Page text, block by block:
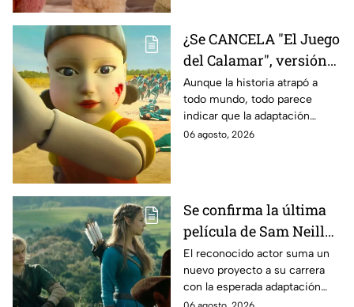
¿Se CANCELA "El Juego
del Calamar", versión
Estados Unidos? Esto
es lo que se sabe al
momento
Aunque la historia atrapó a
todo mundo, todo parece
indicar que la adaptación
podría ser cancelada:
06 agosto, 2026
Se confirma la última
película de Sam Neill
antes de morir: esto es
lo que se sabe hasta
ahora
El reconocido actor suma un
nuevo proyecto a su carrera
con la esperada adaptación
cinematográfica del popular